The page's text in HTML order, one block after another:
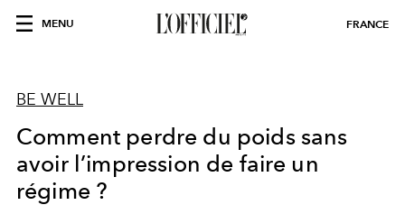
MENU FRANCE
BE WELL
Comment perdre du poids sans
avoir l’impression de faire un
régime ?